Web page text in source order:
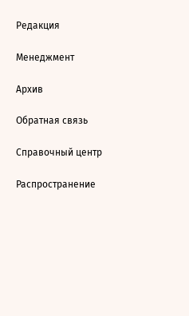
Редакция
Менеджмент
Архив
Обратная связь
Справочный центр
Распространение